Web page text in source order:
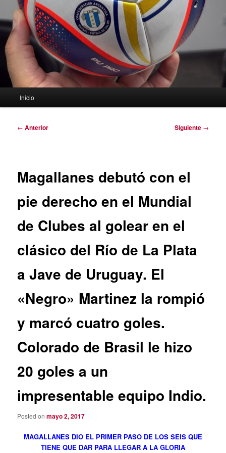
Inicio
Navegación
← Anterior Siguiente →
Magallanes debutó con el
pie derecho en el Mundial
de Clubes al golear en el
clásico del Río de La Plata
a Jave de Uruguay. El
«Negro» Martinez la rompió
y marcó cuatro goles.
Colorado de Brasil le hizo
20 goles a un
impresentable equipo Indio.
Posted onmayo 2, 2017
MAGALLANES DIO EL PRIMER PASO DE LOS SEIS QUE
TIENE QUE DAR PARA LLEGAR A LA GLORIA